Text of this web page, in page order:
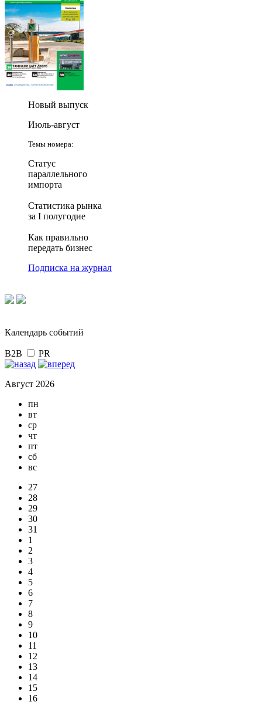
Новый выпуск
Июль-август
Темы номера:
Статус
параллельного
импорта
Статистика рынка
за I полугодие
Как правильно
передать бизнес
Подписка на журнал
Календарь событий
B2B PR
Август 2026
пн
вт
ср
чт
пт
сб
вс
27
28
29
30
31
1
2
3
4
5
6
7
8
9
10
11
12
13
14
15
16